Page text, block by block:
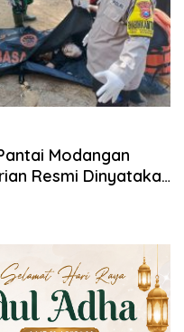
Modangan
Resmi Dinyatakan